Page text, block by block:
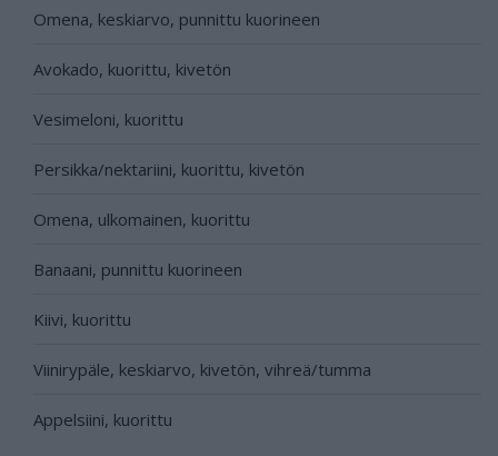
Omena, keskiarvo, punnittu kuorineen
Avokado, kuorittu, kivetön
Vesimeloni, kuorittu
Persikka/nektariini, kuorittu, kivetön
Omena, ulkomainen, kuorittu
Banaani, punnittu kuorineen
Kiivi, kuorittu
Viinirypäle, keskiarvo, kivetön, vihreä/tumma
Appelsiini, kuorittu